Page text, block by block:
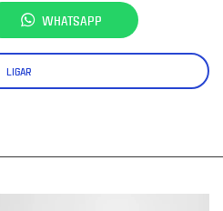
WHATSAPP
LIGAR